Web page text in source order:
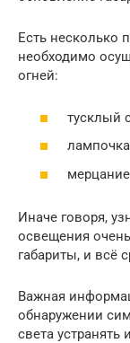
Есть несколько
необходимо
огней:
тусклый
Иначе говоря,
освещения
габариты, и всё
Важная
обнаружении
света устранять